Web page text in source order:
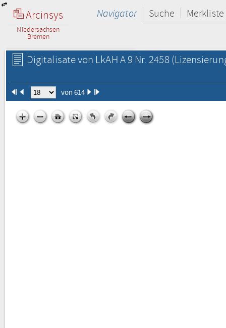
Arcinsys
Niedersachsen
Bremen
Navigator Suche Merkliste
Digitalisate von LkAH A 9 Nr. 2458
von 614